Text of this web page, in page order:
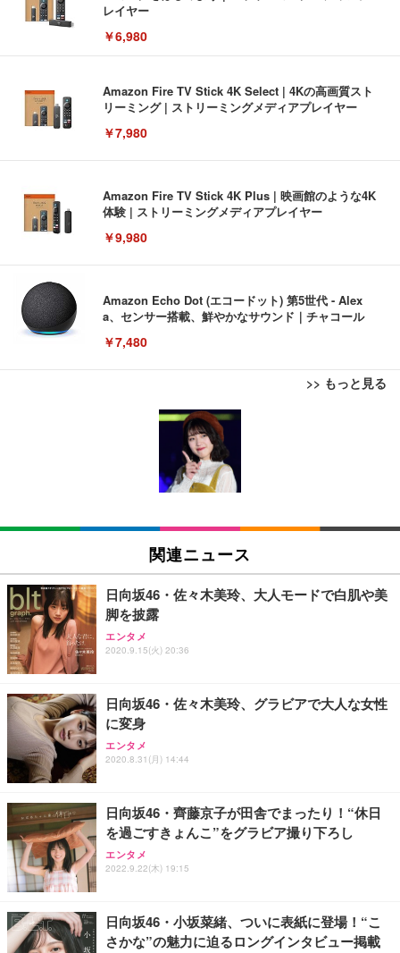
レイヤー
￥6,980
Amazon Fire TV Stick 4K Select | 4Kの高画質スト
リーミング | ストリーミングメディアプレイヤー
￥7,980
Amazon Fire TV Stick 4K Plus | 映画館のような4K
体験 | ストリーミングメディアプレイヤー
￥9,980
Amazon Echo Dot (エコードット) 第5世代 - Alex
a、センサー搭載、鮮やかなサウンド｜チャコール
￥7,480
>> もっと見る
[EdoErgo] オフィスチェア 椅子 テレワーク 疲れな
い 跳ね上げ式アームレスト コンパクト 約105度ロッ
キング pc 事務椅子 360度回転 座面昇降 強化ナイロ
ン樹脂ベース 通気性メッシュ 在宅ワーク H-WY01
(黒網+黒枠+黒足)
SIHOO B100 オフィスチェア／デスクチェア メッシ
ュチェア 人間工学 疲れない ブラック
￥27,999
Sezlife オフィスチェア デスクチェア 疲れない テレ
ワーク チェア 強化バックレスト 30度ロッキング機
能 人間工学 椅子 腰サポート 90度跳ね上げ式アーム
務用 おしゃれ パソコンチェア (ブラック)
Sezlife オフィスチェア デスクチェア 疲れない テレ
ワーク チェア 強化バックレスト 30度ロッキング機
能 人間工学 椅子 腰サポート 90度跳ね上げ式アーム
務用 おしゃれ パソコンチェア (ホワイト)
ANDWINT オフィスチェア デスクチェア 肘なし メ
ッシュ 通気性 ランバーサポート付き 腰サポート ガ
ス圧無段階昇降 360度回転 キャスター付き コンパク
EIZO ビジネス向けプレミアムモニター | FlexScan
EV3240X-WT | 31.5型4K UHD・USB Type-C・ホワ
￥105,595
EIZO ビジネス向けプレミアムモニター | FlexScan
￥109,572
【純正品】27"ゲーミングモニター DualSense 充電
フック付き（CFI-ZDM1J）
【整備済み品】Dell E2724HS 27インチ 液晶モニタ
ー フルHD（1920×1080）VA 非光沢 HDMI/DisplayP
ort/VGA スピーカー内蔵 高さ調整 スイベル VESA対
【MiniLED/24.5inch/280Hz/FHD】GRAPHT THE S
HOOTER Gaming Monitor 24” Essential ゲーミン
グモニター QD 24.5インチ 1ms FHD 量子ドット 残
Amazonベーシック ペットシーツ 薄型 レギュラー 1
回使い捨て 無香料 ホワイト 300枚
Amazonベーシック ペットシーツ 厚型 ワイド 42枚
x2袋(84枚) ホワイト(吸収面:ライトブルー)
￥3,234
ネオ・ルーライフ ネオ・オムツ L 中型犬用 26枚入
り 単品
Smart Basic(スマートベーシック) 【Amazon.co.jp
限定】 Smart Basic アイリスオーヤマ ペットシーツ
超厚型 お徳用 ワイド 100枚入 (x 1) (ケース販売)
アイリスオーヤマ ペットシーツ 超厚型 お徳用 レギ
ュラー 200枚入【Amazon.co.jp限定】
関連ニュース
日向坂46・佐々木美玲、大人モードで白肌や美
脚を披露
エンタメ
2020.9.15(火) 20:36
日向坂46・佐々木美玲、グラビアで大人な女性
に変身
エンタメ
2020.8.31(月) 14:44
日向坂46・齊藤京子が田舎でまったり！“休日
を過ごすきょんこ”をグラビア撮り下ろし
エンタメ
2022.9.22(木) 19:15
日向坂46・小坂菜緒、ついに表紙に登場！“こ
さかな”の魅力に迫るロングインタビュー掲載